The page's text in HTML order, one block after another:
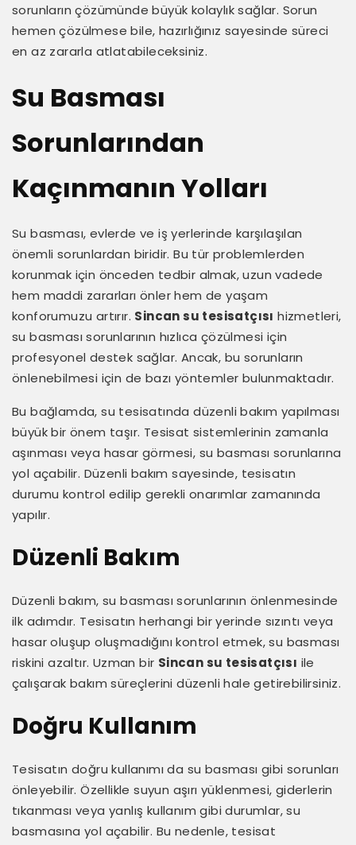
sorunların çözümünde büyük kolaylık sağlar. Sorun
hemen çözülmese bile, hazırlığınız sayesinde süreci
en az zararla atlatabileceksiniz.
Su Basması
Sorunlarından
Kaçınmanın Yolları
Su basması, evlerde ve iş yerlerinde karşılaşılan
önemli sorunlardan biridir. Bu tür problemlerden
korunmak için önceden tedbir almak, uzun vadede
hem maddi zararları önler hem de yaşam
konforumuzu artırır. Sincan su tesisatçısı hizmetleri,
su basması sorunlarının hızlıca çözülmesi için
profesyonel destek sağlar. Ancak, bu sorunların
önlenebilmesi için de bazı yöntemler bulunmaktadır.
Bu bağlamda, su tesisatında düzenli bakım yapılması
büyük bir önem taşır. Tesisat sistemlerinin zamanla
aşınması veya hasar görmesi, su basması sorunlarına
yol açabilir. Düzenli bakım sayesinde, tesisatın
durumu kontrol edilip gerekli onarımlar zamanında
yapılır.
Düzenli Bakım
Düzenli bakım, su basması sorunlarının önlenmesinde
ilk adımdır. Tesisatın herhangi bir yerinde sızıntı veya
hasar oluşup oluşmadığını kontrol etmek, su basması
riskini azaltır. Uzman bir Sincan su tesisatçısı ile
çalışarak bakım süreçlerini düzenli hale getirebilirsiniz.
Doğru Kullanım
Tesisatın doğru kullanımı da su basması gibi sorunları
önleyebilir. Özellikle suyun aşırı yüklenmesi, giderlerin
tıkanması veya yanlış kullanım gibi durumlar, su
basmasına yol açabilir. Bu nedenle, tesisat